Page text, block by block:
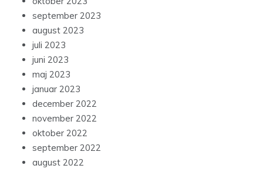
september 2023
august 2023
juli 2023
juni 2023
maj 2023
januar 2023
december 2022
november 2022
oktober 2022
september 2022
august 2022